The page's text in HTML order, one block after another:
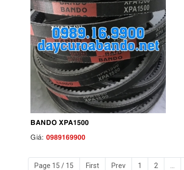
BANDO XPA1500
Giá: 0989169900
Page 15 / 15 First Prev 1 2